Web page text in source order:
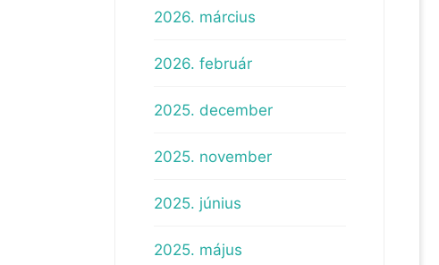
2026. március
2026. február
2025. december
2025. november
2025. június
2025. május